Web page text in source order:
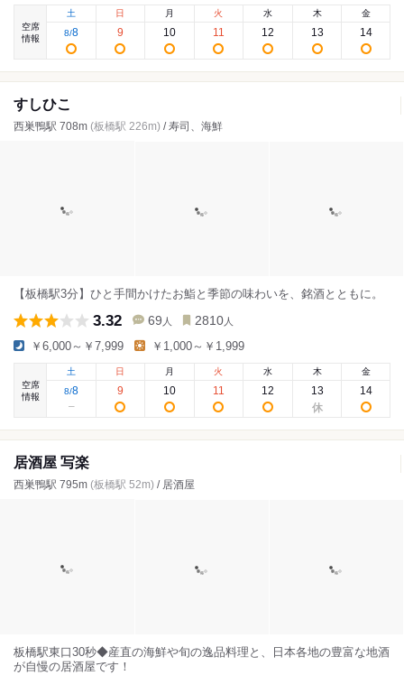
空席
情報
土
8/8
日
9
月
10
火
11
水
12
木
13
金
14
すしひこ
西巣鴨駅 708m (板橋駅 226m) / 寿司、海鮮
【板橋駅3分】ひと手間かけたお鮨と季節の味わいを、銘酒とともに。
3.32 69 人 2810 人
￥6,000～￥7,999 ￥1,000～￥1,999
空席
情報
土
8/8
日
9
月
10
火
11
水
12
木
13
金
14
居酒屋 写楽
西巣鴨駅 795m (板橋駅 52m) / 居酒屋
板橋駅東口30秒◆産直の海鮮や旬の逸品料理と、日本各地の豊富な地酒
が自慢の居酒屋です！